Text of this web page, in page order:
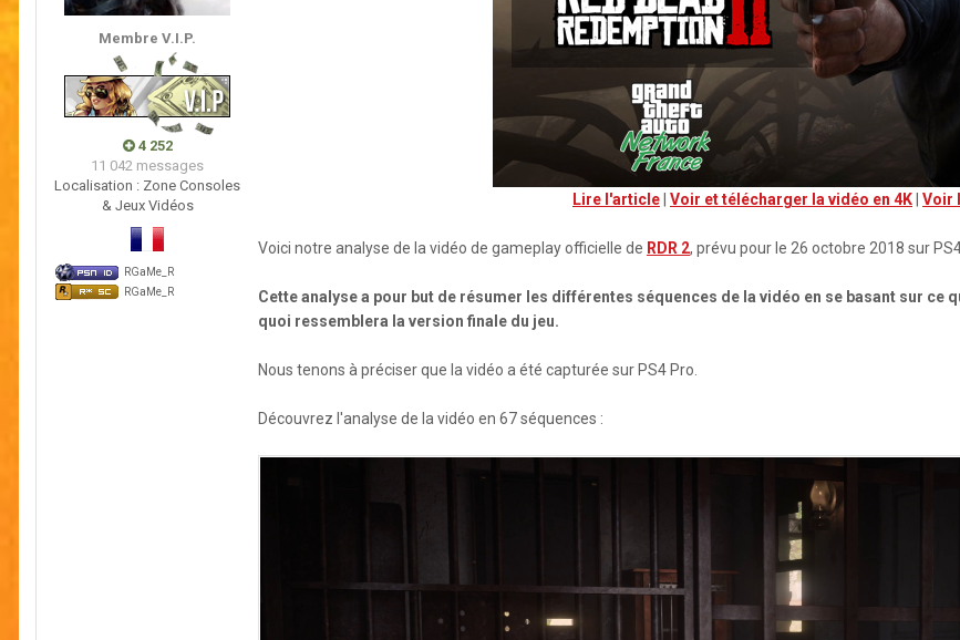
Membre V.I.P.
4 252
11 042 messages
Localisation : Zone Consoles
& Jeux Vidéos
RGaMe_R
RGaMe_R
Lire l'article Voir et télécharger la vidéo en 4K Voir
Voici notre analyse de la vidéo de gameplay officielle de RDR 2, prévu pour le 26 octobre 2018 sur
Cette analyse a pour but de résumer les différentes séquences de la vidéo en se basant sur ce
quoi ressemblera la version finale du jeu.
Nous tenons à préciser que la vidéo a été capturée sur PS4 Pro.
Découvrez l'analyse de la vidéo en 67 séquences :